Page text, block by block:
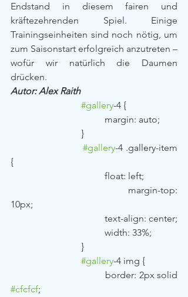
Endstand in diesem fairen und
kräftezehrenden Spiel. Einige
Trainingseinheiten sind noch nötig, um
zum Saisonstart erfolgreich anzutreten –
wofür wir natürlich die Daumen
drücken.
Autor: Alex Raith
#gallery-4 {
				margin: auto;
			}
#gallery-4 .gallery-item
{
				float: left;
10px;
				text-align: center;
				width: 33%;
			}
#gallery-4 img {
#cfcfcf;